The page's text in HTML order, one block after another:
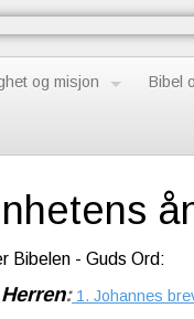
og misjon Bibel
Bibelen - Guds Ord:
:1. Johannes